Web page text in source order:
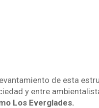
de esta
y entre
Los Everglades.